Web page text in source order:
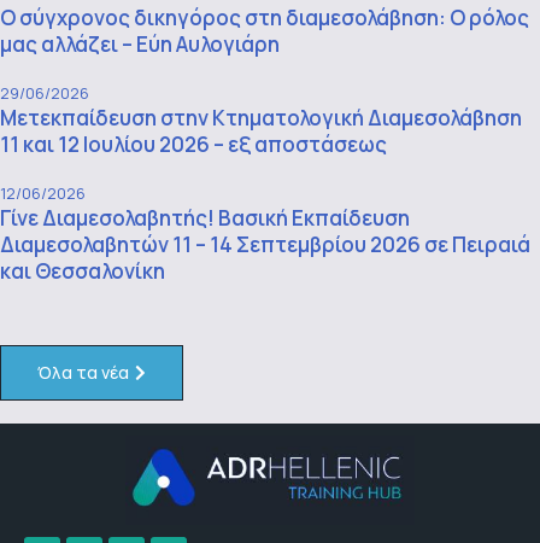
Ο σύγχρονος δικηγόρος στη διαμεσολάβηση: Ο ρόλος
μας αλλάζει – Εύη Αυλογιάρη
29/06/2026
Μετεκπαίδευση στην Κτηματολογική Διαμεσολάβηση
11 και 12 Ιουλίου 2026 – εξ αποστάσεως
12/06/2026
Γίνε Διαμεσολαβητής! Βασική Εκπαίδευση
Διαμεσολαβητών 11 – 14 Σεπτεμβρίου 2026 σε Πειραιά
και Θεσσαλονίκη
Όλα τα νέα